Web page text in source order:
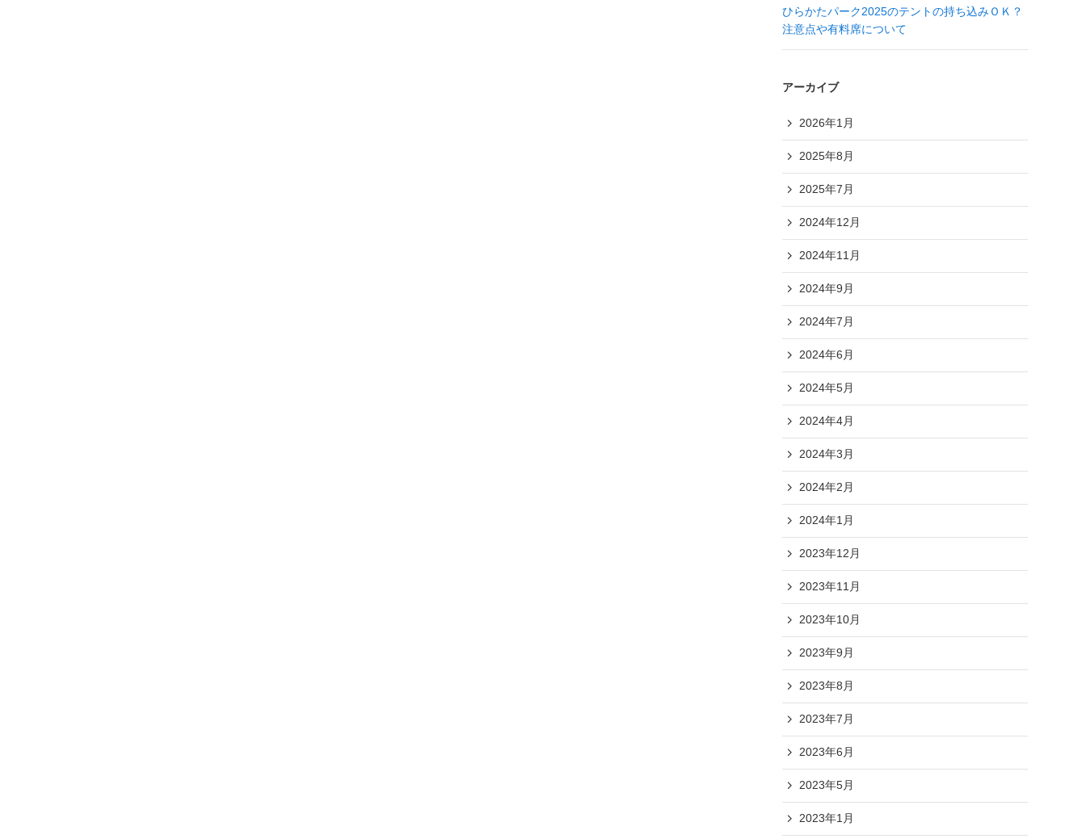
ひらかたパーク2025のテントの持ち込みＯＫ？
注意点や有料席について
アーカイブ
2026年1月
2025年8月
2025年7月
2024年12月
2024年11月
2024年9月
2024年7月
2024年6月
2024年5月
2024年4月
2024年3月
2024年2月
2024年1月
2023年12月
2023年11月
2023年10月
2023年9月
2023年8月
2023年7月
2023年6月
2023年5月
2023年1月